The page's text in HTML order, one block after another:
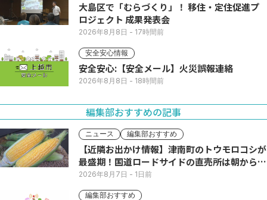
大島区で「むらづくり」！ 移住・定住促進プ
ロジェクト 成果発表会
2026年8月8日 - 17時間前
安全安心情報
安全安心:【安全メール】火災誤報連絡
2026年8月8日 - 18時間前
編集部おすすめの記事
ニュース 編集部おすすめ
【近隣お出かけ情報】津南町のトウモロコシが
最盛期！国道ロードサイドの直売所は朝から長
い列
2026年8月7日 - 1日前
編集部おすすめ